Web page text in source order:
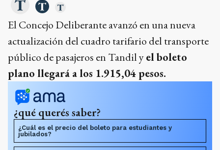
El Concejo Deliberante avanzó en una nueva
actualización del cuadro tarifario del transporte
público de pasajeros en Tandil yel boleto
plano llegará a los 1.915,04 pesos.
¿qué querés saber?
¿Cuál es el precio del boleto para estudiantes y
jubilados?